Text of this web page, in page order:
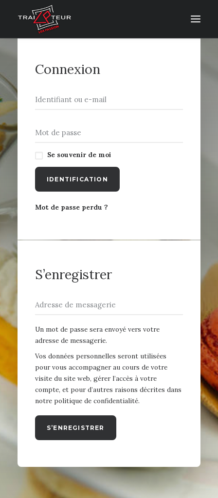
CONTACT & DEVIS
Connexion
Se souvenir de moi
IDENTIFICATION
Mot de passe perdu ?
S’enregistrer
Un mot de passe sera envoyé vers votre
adresse de messagerie.
Vos données personnelles seront utilisées
pour vous accompagner au cours de votre
visite du site web, gérer l’accès à votre
compte, et pour d’autres raisons décrites dans
notre politique de confidentialité.
S’ENREGISTRER